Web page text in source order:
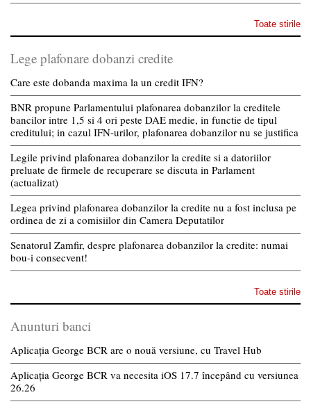
Toate stirile
Lege plafonare dobanzi credite
Care este dobanda maxima la un credit IFN?
BNR propune Parlamentului plafonarea dobanzilor la creditele
bancilor intre 1,5 si 4 ori peste DAE medie, in functie de tipul
creditului; in cazul IFN-urilor, plafonarea dobanzilor nu se justifica
Legile privind plafonarea dobanzilor la credite si a datoriilor
preluate de firmele de recuperare se discuta in Parlament
(actualizat)
Legea privind plafonarea dobanzilor la credite nu a fost inclusa pe
ordinea de zi a comisiilor din Camera Deputatilor
Senatorul Zamfir, despre plafonarea dobanzilor la credite: numai
bou-i consecvent!
Toate stirile
Anunturi banci
Aplicația George BCR are o nouă versiune, cu Travel Hub
Aplicația George BCR va necesita iOS 17.7 începând cu versiunea
26.26